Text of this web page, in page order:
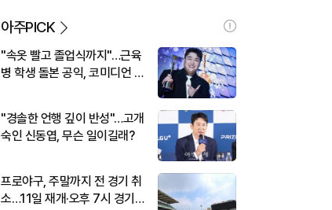
아주PICK
"속옷 빨고 졸업식까지"…근육
병 학생 돌본 공익, 코미디언 김
"경솔한 언행 깊이 반성"…고개
숙인 신동엽, 무슨 일이길래?
프로야구, 주말까지 전 경기 취
소…11일 재개·오후 7시 경기